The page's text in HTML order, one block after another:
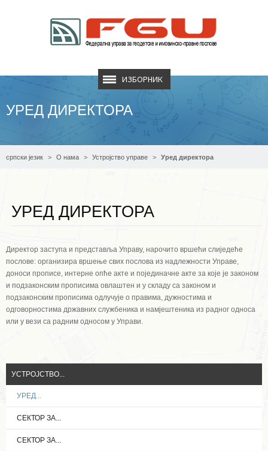
ИЗБОРНИК
УРЕД ДИРЕКТОРА
српски језик О нама Устројство управе Уред директора
УРЕД ДИРЕКТОРА
Директор заступа и представља Управу, нарочито вршећи слиједеће
послове: организира вршење свих послова из надлежности Управе,
доноси прописе, интерне опће акте и појединачне акте за које је законом
и подзаконским прописима овлаштен и у складу са законом и
подзаконским прописима одлучује о правима, дужностима и
одговорностима државних службеника и намјештеника из радног односа
или у вези са радним односом у Управи.
УСТРОЈСТВО...
УРЕД...
СЕКТОР ЗА...
СЕКТОР ЗА...